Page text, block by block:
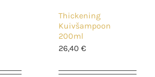
Thickening
Kuivšampoon
200ml
26,40 €